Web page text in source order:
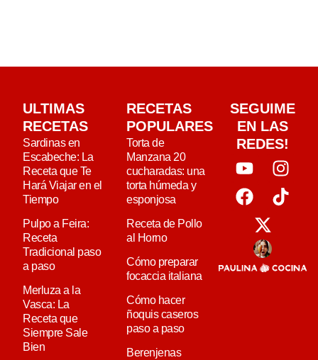
ULTIMAS
RECETAS
Sardinas en
Escabeche: La
Receta que Te
Hará Viajar en el
Tiempo
Pulpo a Feira:
Receta
Tradicional paso
a paso
Merluza a la
Vasca: La
Receta que
Siempre Sale
Bien
RECETAS
POPULARES
Torta de
Manzana 20
cucharadas: una
torta húmeda y
esponjosa
Receta de Pollo
al Horno
Cómo preparar
focaccia italiana
Cómo hacer
ñoquis caseros
paso a paso
Berenjenas
SEGUIME
EN LAS
REDES!